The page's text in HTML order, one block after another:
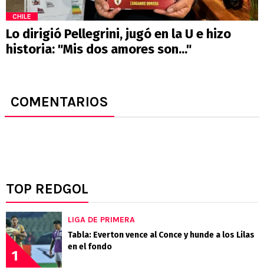
CHILE
Lo dirigió Pellegrini, jugó en la U e hizo
historia: "Mis dos amores son..."
COMENTARIOS
TOP REDGOL
1
LIGA DE PRIMERA
Tabla: Everton vence al Conce y hunde a los Lilas
en el fondo